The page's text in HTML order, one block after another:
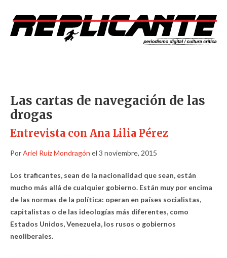
Las cartas de navegación de las
drogas
Entrevista con Ana Lilia Pérez
PorAriel Ruiz Mondragón el 3 noviembre, 2015
Los traficantes, sean de la nacionalidad que sean, están
mucho más allá de cualquier gobierno. Están muy por encima
de las normas de la política: operan en países socialistas,
capitalistas o de las ideologías más diferentes, como
Estados Unidos, Venezuela, los rusos o gobiernos
neoliberales.